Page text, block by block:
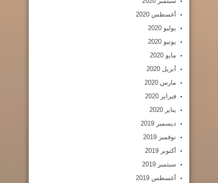
أغسطس 2020
يوليو 2020
يونيو 2020
مايو 2020
أبريل 2020
مارس 2020
فبراير 2020
يناير 2020
ديسمبر 2019
نوفمبر 2019
أكتوبر 2019
سبتمبر 2019
أغسطس 2019